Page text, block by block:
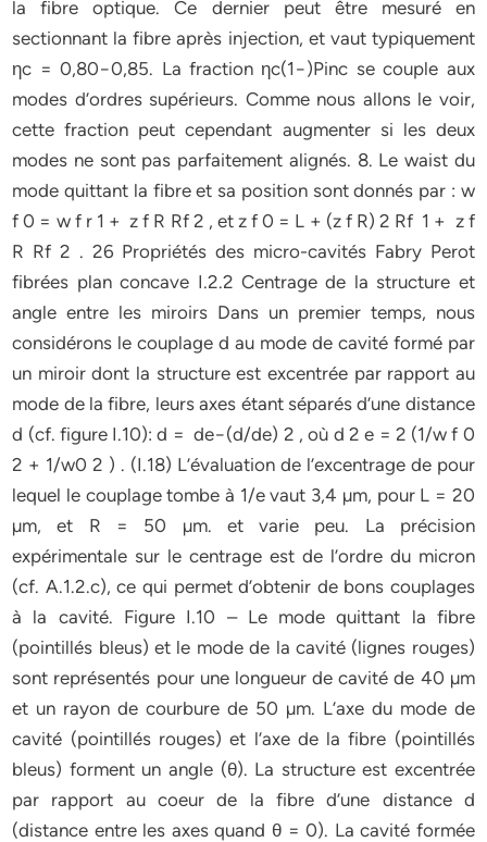
la fibre optique. Ce dernier peut être mesuré en
sectionnant la fibre après injection, et vaut typiquement
ηc = 0,80−0,85. La fraction ηc(1−)Pinc se couple aux
modes d’ordres supérieurs. Comme nous allons le voir,
cette fraction peut cependant augmenter si les deux
modes ne sont pas parfaitement alignés. 8. Le waist du
mode quittant la fibre et sa position sont donnés par : w
f 0 = w f r 1 + z f R Rf 2 , et z f 0 = L + (z f R) 2 Rf 1 + z f
R Rf 2 . 26 Propriétés des micro-cavités Fabry Perot
fibrées plan concave I.2.2 Centrage de la structure et
angle entre les miroirs Dans un premier temps, nous
considérons le couplage d au mode de cavité formé par
un miroir dont la structure est excentrée par rapport au
mode de la fibre, leurs axes étant séparés d’une distance
d (cf. figure I.10): d = de−(d/de) 2 , où d 2 e = 2 (1/w f 0
2 + 1/w0 2 ) . (I.18) L’évaluation de l’excentrage de pour
lequel le couplage tombe à 1/e vaut 3,4 µm, pour L = 20
µm, et R = 50 µm. et varie peu. La précision
expérimentale sur le centrage est de l’ordre du micron
(cf. A.1.2.c), ce qui permet d’obtenir de bons couplages
à la cavité. Figure I.10 – Le mode quittant la fibre
(pointillés bleus) et le mode de la cavité (lignes rouges)
sont représentés pour une longueur de cavité de 40 µm
et un rayon de courbure de 50 µm. L’axe du mode de
cavité (pointillés rouges) et l’axe de la fibre (pointillés
bleus) forment un angle (θ). La structure est excentrée
par rapport au coeur de la fibre d’une distance d
(distance entre les axes quand θ = 0). La cavité formée